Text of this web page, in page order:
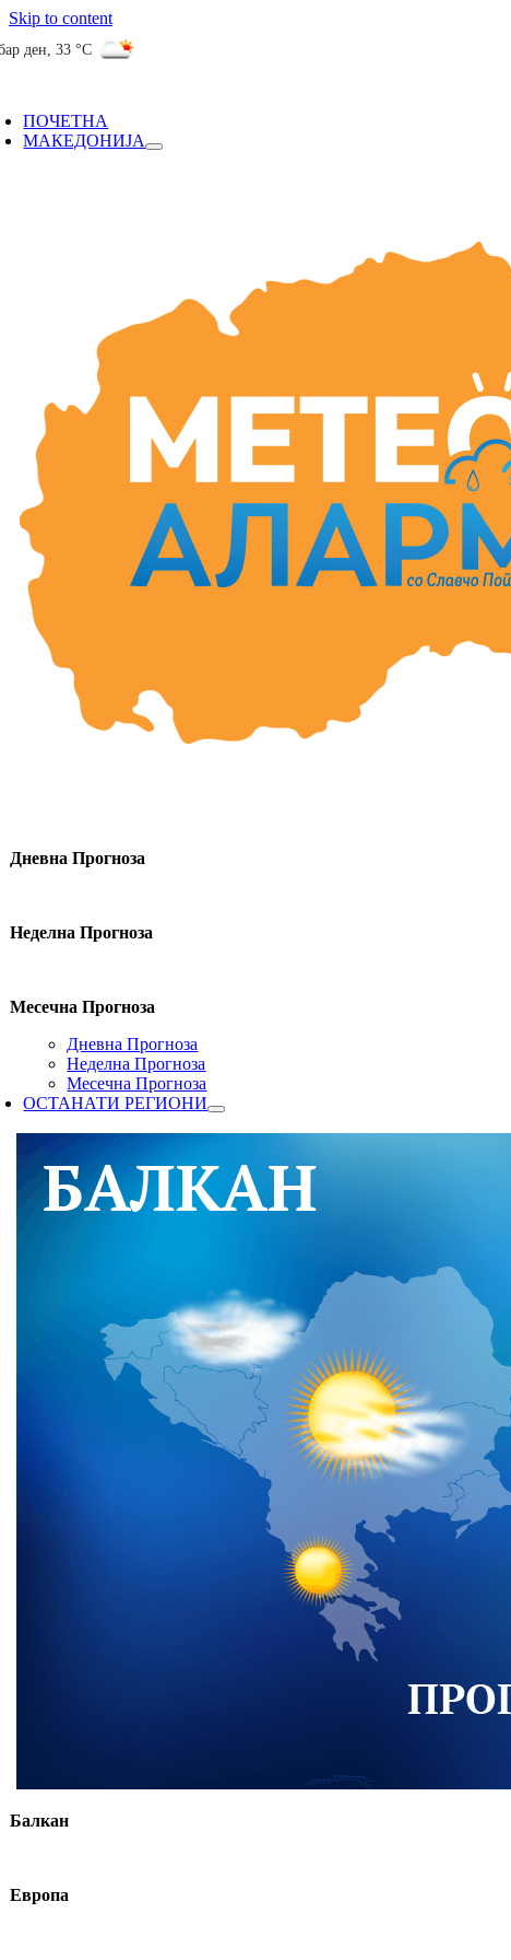
Skip to content
ден,33 °C
ПОЧЕТНА
МАКЕДОНИЈА
Дневна Прогноза
Неделна Прогноза
Месечна Прогноза
Дневна Прогноза
Неделна Прогноза
Месечна Прогноза
ОСТАНАТИ РЕГИОНИ
Балкан
Европа